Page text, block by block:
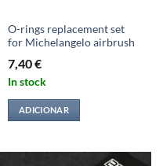
O-rings replacement set
for Michelangelo airbrush
7,40€
In stock
ADICIONAR